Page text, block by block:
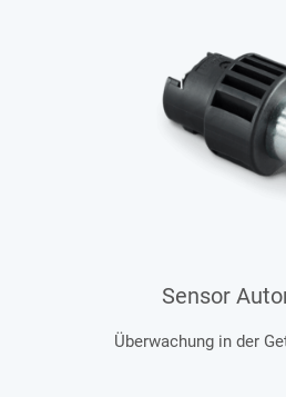
Sensor
Überwachung in der